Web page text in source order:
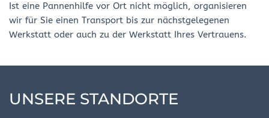
Ist eine Pannenhilfe vor Ort nicht möglich, organisieren
wir für Sie einen Transport bis zur nächstgelegenen
Werkstatt oder auch zu der Werkstatt Ihres Vertrauens.
UNSERE STANDORTE